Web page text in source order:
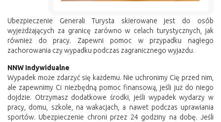
Ubezpieczenie Generali Turysta skierowane jest do osób
wyjeżdżających za granicę zarówno w celach turystycznych, jak
również do pracy. Zapewni pomoc w przypadku nagłego
zachorowania czy wypadku podczas zagranicznego wyjazdu.
NNW Indywidualne
Wypadek może zdarzyć się każdemu. Nie uchronimy Cię przed nim,
ale zapewnimy Ci niezbędną pomoc finansową, jeśli już do niego
dojdzie. Otrzymasz dodatkowe środki, jeśli wypadek wydarzy w
pracy, domu, szkole, na wakacjach, a nawet podczas uprawiania
sportów. Ubezpieczenie chroni przez 24 godziny na dobę. Jeśli